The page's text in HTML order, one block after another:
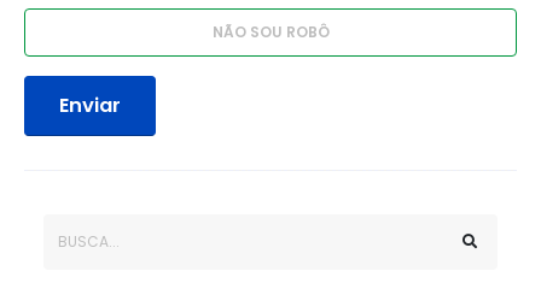
Enviar